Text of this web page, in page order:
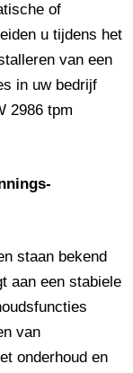
of
u tijdens het
van een
in uw bedrijf
2986 tpm
staan ​​bekend
​​aan een stabiele
van
onderhoud en